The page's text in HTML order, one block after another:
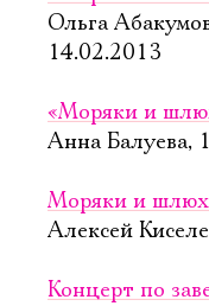
Ольга
14.02.2013
«Моряки и
Анна Балуева,
Моряки и
Алексей
Концерт по